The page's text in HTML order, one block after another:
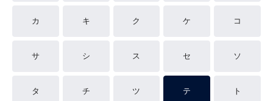
カ キ ク ケ コ
サ シ ス セ ソ
タ チ ツ テ ト